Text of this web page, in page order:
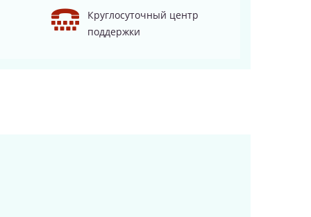
Круглосуточный центр
поддержки